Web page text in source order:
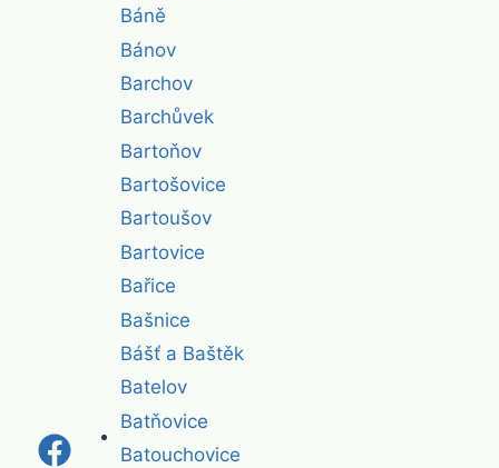
Báně
Bánov
Barchov
Barchůvek
Bartoňov
Bartošovice
Bartoušov
Bartovice
Bařice
Bašnice
Bášť a Baštěk
Batelov
Batňovice
Batouchovice